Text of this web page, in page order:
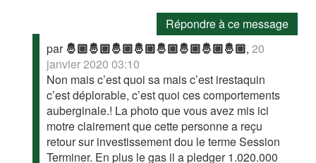
Répondre à ce message
par 🤴🏼🤴🏼🤴🏼🤴🏼🤴🏼🤴🏼🤴🏼🤴🏼,20
janvier 2020 03:10
Non mais c’est quoi sa mais c’est irestaquin
c’est déplorable, c’est quoi ces comportements
auberginale.! La photo que vous avez mis ici
motre clairement que cette personne a reçu
retour sur investissement dou le terme Session
Terminer. En plus le gas il a pledger 1.020.000